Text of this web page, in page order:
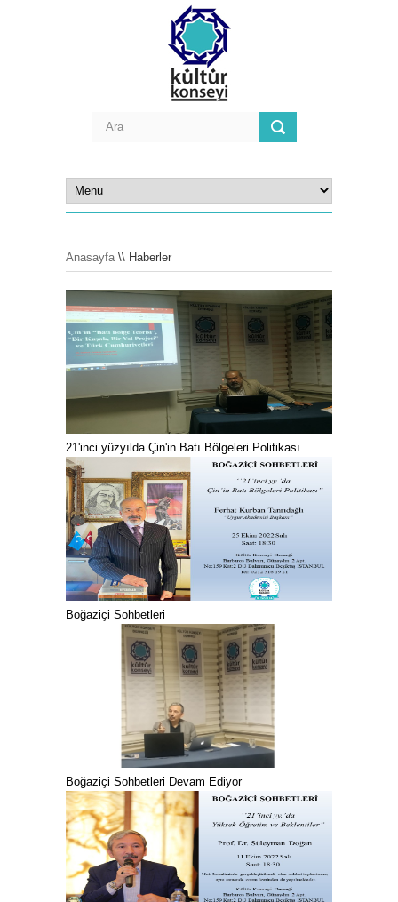
Anasayfa\\ Haberler
21'inci yüzyılda Çin'in Batı Bölgeleri Politikası
Boğaziçi Sohbetleri
Boğaziçi Sohbetleri Devam Ediyor